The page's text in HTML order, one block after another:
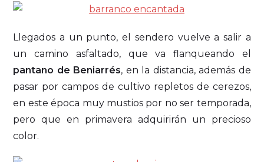
Llegados a un punto, el sendero vuelve a salir a
un camino asfaltado, que va flanqueando el
pantano de Beniarrés, en la distancia, además de
pasar por campos de cultivo repletos de cerezos,
en este época muy mustios por no ser temporada,
pero que en primavera adquirirán un precioso
color.